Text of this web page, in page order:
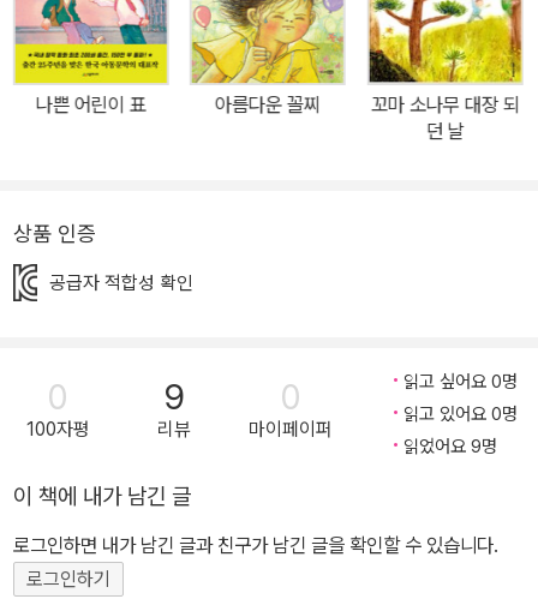
부끄러움과 그걸 견디려 애쓰는 힘겨움까지. 초대를 한 아이 뿐만 아
니라 초대받은 모든 아이들에게 자신이 거절당했다는 마음이 생기게
된다. 《초대받은 아이들》이 차별화된 작품인 이유는, 초대받지 못한
민서가 생일 파티 현장으로 용기 있게 걸어가 스스로 좌절의 상황을
과 노력으로 상처를 극복할 수 있음을 알게 된다. 누구나 겪는 외로움,
책망하며 지내는 민서가 외로움을 달래는 창구는 바로 그림이다. 민
곡차곡 쌓인다. 친구가 없어 외로운 민서는 그림을 통해 그 마음을 다
스리는 것이다. 성모의 생일 파티에서 민서는 드디어 준비한 그림 선
물을 당사자에게 건네고, 성모와 친구들은 민서에게 관심을 보이기
시작한다. 민서는 성모와 어울릴 수 있음에 설레어 하는 한편, 생일 파
빈손이 아니었다. 민서만이 그 사실을 알아채고, 무리에 섞이는 대신
걸음을 늦추어 기영이와 나란히 걷는다. 두 아이의 마음이 통한 것 같
나쁜 어린이 표 아름다운 꼴찌
꼬마 소나무 대장 되
던 날
상품 인증
공급자 적합성 확인
0
100자평
9
리뷰
0
마이페이퍼
읽고 싶어요 0명
읽고 있어요 0명
읽었어요 9명
이 책에 내가 남긴 글
로그인하면 내가 남긴 글과 친구가 남긴 글을 확인할 수 있습니다.
로그인하기